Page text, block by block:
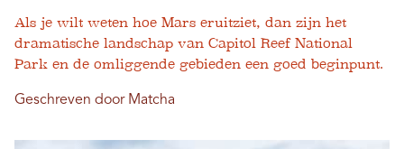
Als je wilt weten hoe Mars eruitziet, dan zijn het
dramatische landschap van Capitol Reef National
Park en de omliggende gebieden een goed beginpunt.
Geschreven door Matcha